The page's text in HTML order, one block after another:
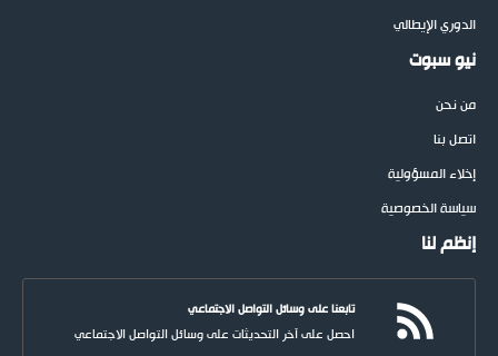
الدوري الإيطالي
نيو سبوت
من نحن
اتصل بنا
إخلاء المسؤولية
سياسة الخصوصية
إنظم لنا
تابعنا على وسائل التواصل الاجتماعي
احصل على آخر التحديثات على وسائل التواصل الاجتماعي